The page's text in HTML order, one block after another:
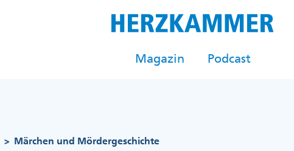
Magazin Podcast
> Märchen und Mördergeschichte